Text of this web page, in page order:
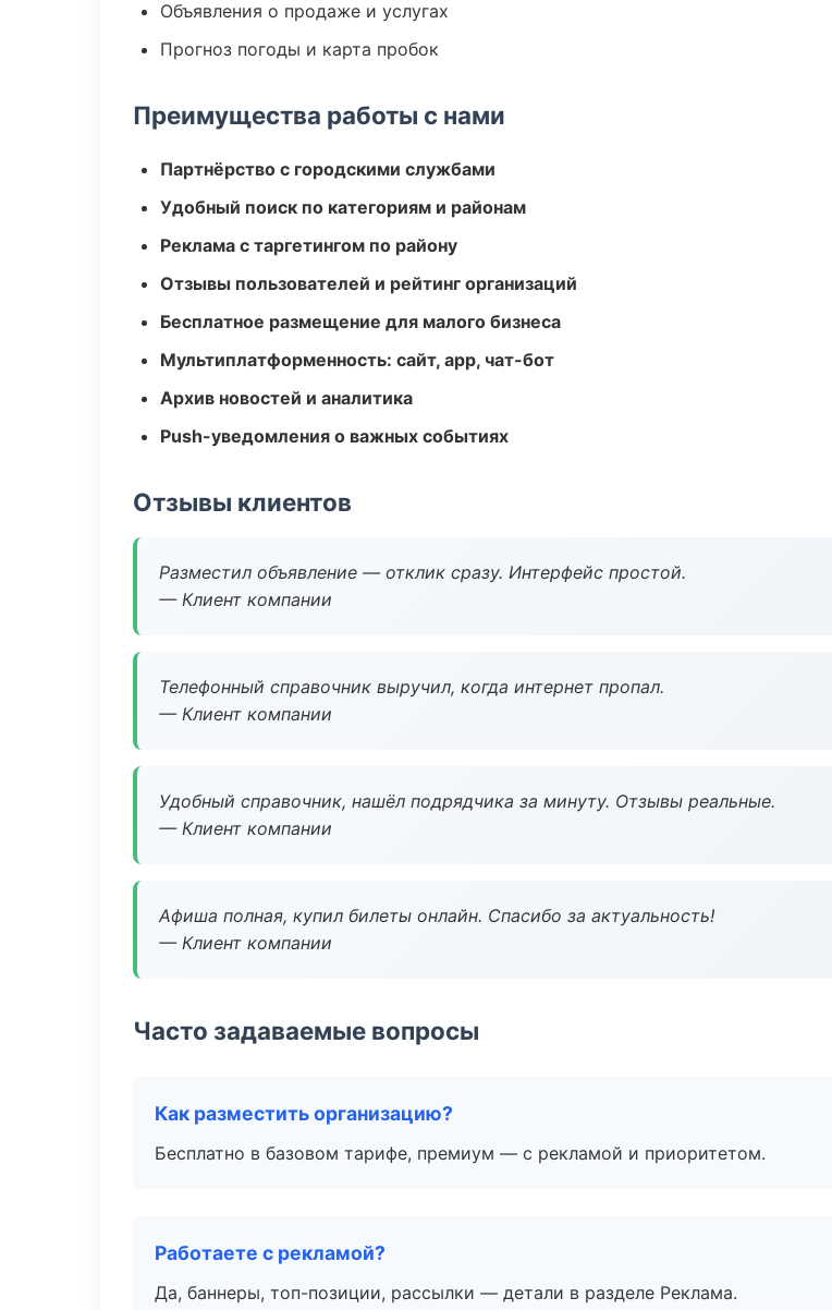
Объявления о продаже и услугах
Прогноз погоды и карта пробок
Преимущества работы с нами
Партнёрство с городскими службами
Удобный поиск по категориям и районам
Реклама с таргетингом по району
Отзывы пользователей и рейтинг организаций
Бесплатное размещение для малого бизнеса
Мультиплатформенность: сайт, app, чат-бот
Архив новостей и аналитика
Push-уведомления о важных событиях
Отзывы клиентов
Разместил объявление — отклик сразу. Интерфейс простой.
— Клиент компании
Телефонный справочник выручил, когда интернет пропал.
— Клиент компании
Удобный справочник, нашёл подрядчика за минуту. Отзывы реальные.
— Клиент компании
Афиша полная, купил билеты онлайн. Спасибо за актуальность!
— Клиент компании
Часто задаваемые вопросы
Как разместить организацию?
Бесплатно в базовом тарифе, премиум — с рекламой и приоритетом.
Работаете с рекламой?
Да, баннеры, топ-позиции, рассылки — детали в разделе Реклама.